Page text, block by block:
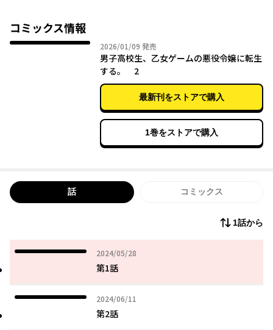
それだけはなんとしても阻止したい。
悩んだ俺はひとつの光を見出す。
正ヒロインのティアラと俺が結ばれて百合ルートになれば、バッ
ドエンドを回避できるんじゃないか…!?
しかし、そんな俺の前に立ちはだかるのは
見目麗しい数々のイケメンたちで――!?
コミックス情報
2026/01/09 2026年01月09日
発売
男子高校生、乙女ゲームの悪役令嬢に転生
する。 2
最新刊をストアで購入
1巻をストアで購入
話 コミックス
1話から
2024/05/28
2024年05月28日
第1話
2024/06/11
2024年06月11日
第2話